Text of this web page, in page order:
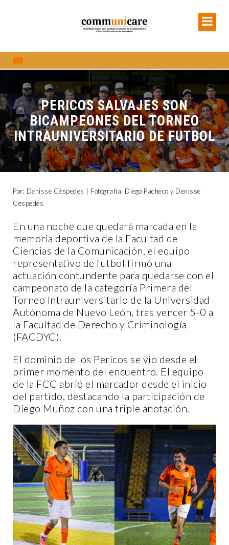
PERICOS SALVAJES SON
BICAMPEONES DEL TORNEO
INTRAUNIVERSITARIO DE FUTBOL
Por: Denisse Céspedes | Fotografía: Diego Pacheco y Denisse
Céspedes
En una noche que quedará marcada en la
memoria deportiva de la Facultad de
Ciencias de la Comunicación, el equipo
representativo de futbol firmó una
actuación contundente para quedarse con el
campeonato de la categoría Primera del
Torneo Intrauniversitario de la Universidad
Autónoma de Nuevo León, tras vencer 5-0 a
la Facultad de Derecho y Criminología
(FACDYC).
El dominio de los Pericos se vio desde el
primer momento del encuentro. El equipo
de la FCC abrió el marcador desde el inicio
del partido, destacando la participación de
Diego Muñoz con una triple anotación.